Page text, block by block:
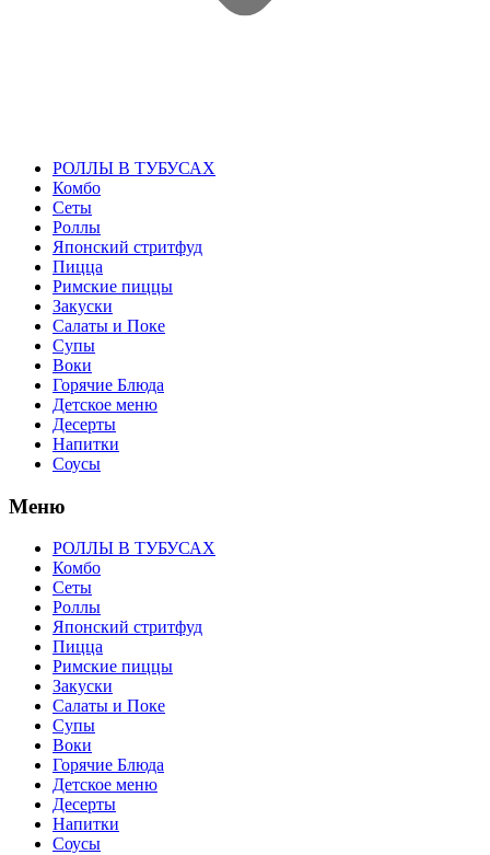
РОЛЛЫ В ТУБУСАХ
Комбо
Сеты
Роллы
Японский стритфуд
Пицца
Римские пиццы
Закуски
Салаты и Поке
Супы
Воки
Горячие Блюда
Детское меню
Десерты
Напитки
Соусы
Меню
РОЛЛЫ В ТУБУСАХ
Комбо
Сеты
Роллы
Японский стритфуд
Пицца
Римские пиццы
Закуски
Салаты и Поке
Супы
Воки
Горячие Блюда
Детское меню
Десерты
Напитки
Соусы